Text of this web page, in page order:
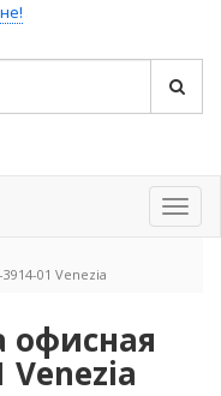
01 Venezia
офисная
Venezia